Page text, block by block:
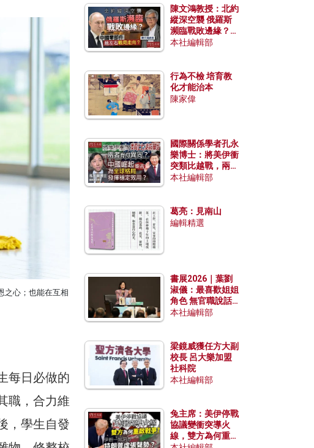
之心；也能在互相
每日必做的
職，合力維
，學生自發
陳文鴻教授：北約
縱深空襲 俄羅斯
瀕臨戰敗邊緣？中
國零部件能左右戰
本社編輯部
行為不檢 培育教
化才能治本
陳家偉
國際關係學者孔永
樂博士：將美伊衝
突類比越戰，兩者
有何異同？中國崛
本社編輯部
葛亮：見南山
編輯精選
書展2026｜葉劉
淑儀：最喜歡姐姐
角色 無官職說話
包袱少
本社編輯部
梁鏡威獲任方大副
校長 呂大樂加盟
社科院
本社編輯部
兔主席：美伊停戰
協議變衝突導火
線，雙方為何重啟